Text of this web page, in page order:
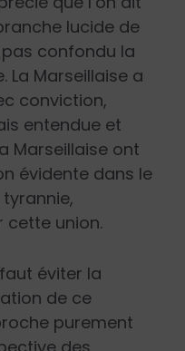
lucide de
pas confondu la
La Marseillaise a
conviction,
entendue et
Marseillaise ont
évidente dans le
cette union.
éviter la
de ce
purement